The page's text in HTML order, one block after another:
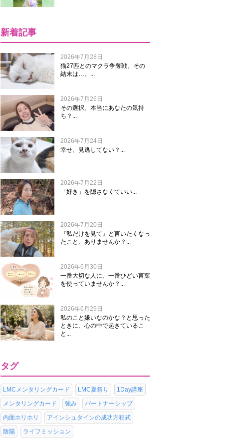
新着記事
2026年7月28日
猫27匹とのマクラ争奪戦、その
結末は…。...
2026年7月26日
その選択、本当にあなたの気持
ち？...
2026年7月24日
幸せ、見逃してない？...
2026年7月22日
「好き」を隠さなくていい...
2026年7月20日
『私だけを見て』と言いたくなっ
たこと、ありませんか？...
2026年6月30日
一番大切な人に、一番ひどい言葉
を使っていませんか？...
2026年6月29日
私のこと嫌いなのかな？と思った
ときに、心の中で起きているこ
と...
タグ
LMCメンタリングカード LMC夏祭り
1Day講座
メンタリングカード
強み
パートナーシップ
内面ホリホリ
アインシュタインの成功方程式
陰陽
ライフミッション